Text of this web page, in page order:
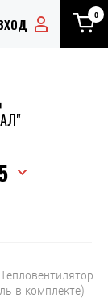
0
Тепловентилятор
в комплекте)